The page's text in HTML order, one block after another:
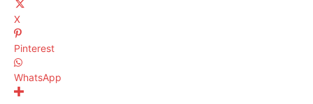
X
Pinterest
WhatsApp